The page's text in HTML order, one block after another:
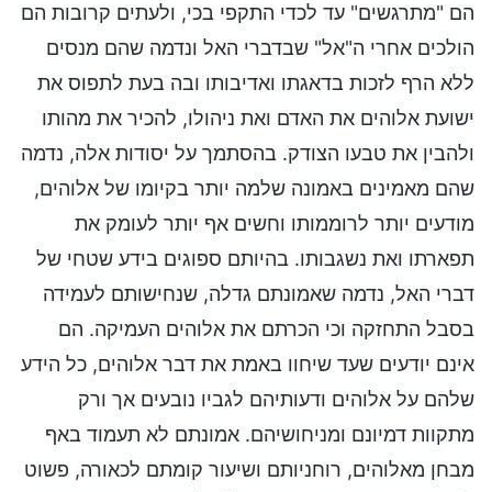
הם "מתרגשים" עד לכדי התקפי בכי, ולעתים קרובות הם
הולכים אחרי ה"אל" שבדברי האל ונדמה שהם מנסים
ללא הרף לזכות בדאגתו ואדיבותו ובה בעת לתפוס את
ישועת אלוהים את האדם ואת ניהולו, להכיר את מהותו
ולהבין את טבעו הצודק. בהסתמך על יסודות אלה, נדמה
שהם מאמינים באמונה שלמה יותר בקיומו של אלוהים,
מודעים יותר לרוממותו וחשים אף יותר לעומק את
תפארתו ואת נשגבותו. בהיותם ספוגים בידע שטחי של
דברי האל, נדמה שאמונתם גדלה, שנחישותם לעמידה
בסבל התחזקה וכי הכרתם את אלוהים העמיקה. הם
אינם יודעים שעד שיחוו באמת את דבר אלוהים, כל הידע
שלהם על אלוהים ודעותיהם לגביו נובעים אך ורק
מתקוות דמיונם ומניחושיהם. אמונתם לא תעמוד באף
מבחן מאלוהים, רוחניותם ושיעור קומתם לכאורה, פשוט